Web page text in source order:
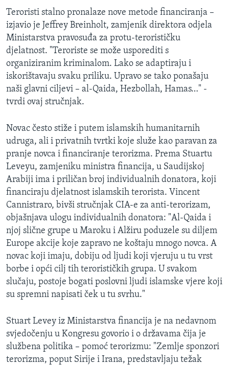
Teroristi stalno pronalaze nove metode financiranja –
izjavio je Jeffrey Breinholt, zamjenik direktora odjela
Ministarstva pravosuđa za protu-terorističku
djelatnost. "Teroriste se može usporediti s
organiziranim kriminalom. Lako se adaptiraju i
iskorištavaju svaku priliku. Upravo se tako ponašaju
naši glavni ciljevi – al-Qaida, Hezbollah, Hamas…" -
tvrdi ovaj stručnjak.
Novac često stiže i putem islamskih humanitarnih
udruga, ali i privatnih tvrtki koje služe kao paravan za
pranje novca i financiranje terorizma. Prema Stuartu
Leveyu, zamjeniku ministra financija, u Saudijskoj
Arabiji ima i priličan broj individualnih donatora, koji
financiraju djelatnost islamskih terorista. Vincent
Cannistraro, bivši stručnjak CIA-e za anti-terorizam,
objašnjava ulogu individualnih donatora: "Al-Qaida i
njoj slične grupe u Maroku i Alžiru poduzele su diljem
Europe akcije koje zapravo ne koštaju mnogo novca. A
novac koji imaju, dobiju od ljudi koji vjeruju u tu vrst
borbe i opći cilj tih terorističkih grupa. U svakom
slučaju, postoje bogati poslovni ljudi islamske vjere koji
su spremni napisati ček u tu svrhu."
Stuart Levey iz Ministarstva financija je na nedavnom
svjedočenju u Kongresu govorio i o državama čija je
službena politika – pomoć terorizmu: "Zemlje sponzori
terorizma, poput Sirije i Irana, predstavljaju težak